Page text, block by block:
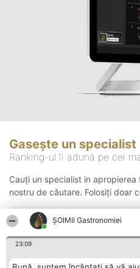
ȘOIMII Gastronomiei
23:09
Gasește un specialist
Ranking-ul îi adună pe cei
Cauți un specialist in apropierea
nostru de căutare. Folosiți doar